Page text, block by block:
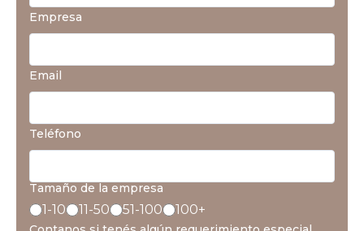
Empresa
Email
Teléfono
Tamaño de la empresa
1-10 11-50 51-100 100+